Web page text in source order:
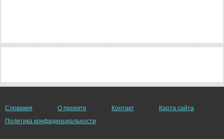
Словакия О проекте Контакт
Карта сайта
Политика конфиденциальности